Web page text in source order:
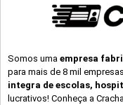
Somos uma empresa
para mais de 8 mil
integra de escolas,
lucrativos! Conheça a